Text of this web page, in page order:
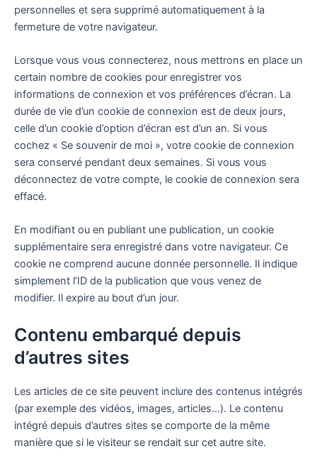
personnelles et sera supprimé automatiquement à la
fermeture de votre navigateur.
Lorsque vous vous connecterez, nous mettrons en place un
certain nombre de cookies pour enregistrer vos
informations de connexion et vos préférences d’écran. La
durée de vie d’un cookie de connexion est de deux jours,
celle d’un cookie d’option d’écran est d’un an. Si vous
cochez « Se souvenir de moi », votre cookie de connexion
sera conservé pendant deux semaines. Si vous vous
déconnectez de votre compte, le cookie de connexion sera
effacé.
En modifiant ou en publiant une publication, un cookie
supplémentaire sera enregistré dans votre navigateur. Ce
cookie ne comprend aucune donnée personnelle. Il indique
simplement l’ID de la publication que vous venez de
modifier. Il expire au bout d’un jour.
Contenu embarqué depuis
d’autres sites
Les articles de ce site peuvent inclure des contenus intégrés
(par exemple des vidéos, images, articles…). Le contenu
intégré depuis d’autres sites se comporte de la même
manière que si le visiteur se rendait sur cet autre site.